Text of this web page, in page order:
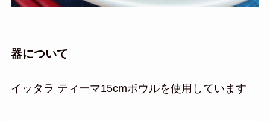
器について
イッタラ ティーマ15cmボウルを使用しています